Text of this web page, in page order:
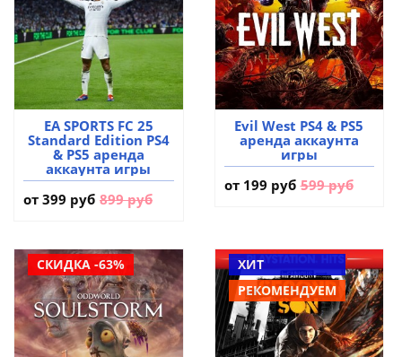
EA SPORTS FC 25
Standard Edition PS4
& PS5 аренда
аккаунта игры
от 399 руб 899 руб
Evil West PS4 & PS5
аренда аккаунта
игры
от 199 руб 599 руб
СКИДКА -63%
ХИТ
РЕКОМЕНДУЕМ